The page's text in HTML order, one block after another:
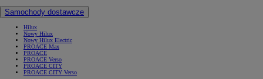
Samochody dostawcze
Hilux
Nowy Hilux
Nowy Hilux Electric
PROACE Max
PROACE
PROACE Verso
PROACE CITY
PROACE CITY Verso